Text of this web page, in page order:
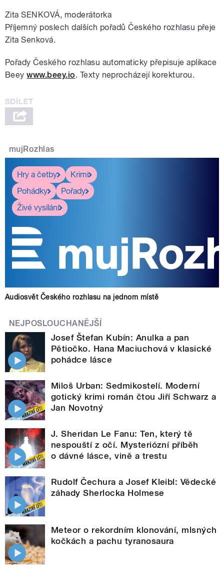
Zita SENKOVÁ, moderátorka
Příjemný poslech dalších pořadů Českého rozhlasu přeje
Zita Senková.
Pořady Českého rozhlasu automaticky přepisuje aplikace
Beeywww.beey.io. Texty neprocházejí korekturou.
mujRozhlas
Hry a četby
Krimi
Pohádky
Pořady
Živé vysílání
Audiosvět Českého rozhlasu na jednom místě
NEJPOSLOUCHANĚJŠÍ
Josef Štefan Kubín: Anulka a pan
Pětiočko. Hana Maciuchová v klasické
pohádce lásce
Miloš Urban: Sedmikostelí. Moderní
gotický krimi román čtou Jiří Schwarz a
Jan Novotný
J. Sheridan Le Fanu: Ten, který tě
nespouští z očí. Mysteriózní příběh
o dávné lásce, vině a trestu
Rudolf Čechura a Josef Kleibl: Vědecké
záhady Sherlocka Holmese
Meteor o rekordním klonování, mlsných
kočkách a pachu tyranosaura